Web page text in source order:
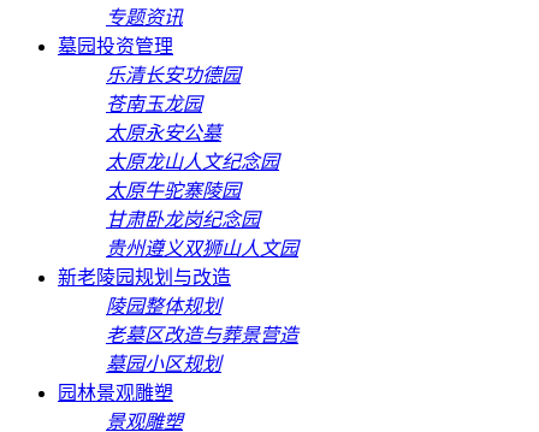
专题资讯
墓园投资管理
乐清长安功德园
苍南玉龙园
太原永安公墓
太原龙山人文纪念园
太原牛驼寨陵园
甘肃卧龙岗纪念园
贵州遵义双狮山人文园
新老陵园规划与改造
陵园整体规划
老墓区改造与葬景营造
墓园小区规划
园林景观雕塑
景观雕塑